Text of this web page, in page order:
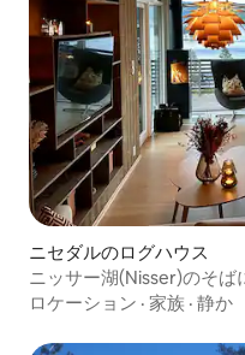
ニセダルのログハウス
ニッサー湖(Nisser)のそば
で、素晴らしい眺めです。
ロケーション · 家族 · 静か